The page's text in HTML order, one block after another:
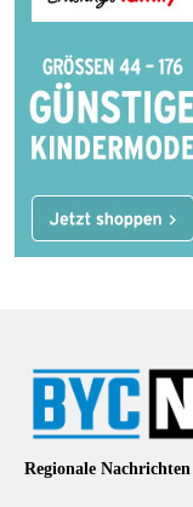
Regionale